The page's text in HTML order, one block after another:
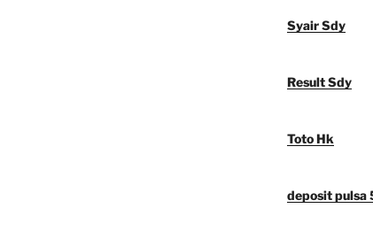
Syair Sdy
Result Sdy
Toto Hk
deposit pulsa